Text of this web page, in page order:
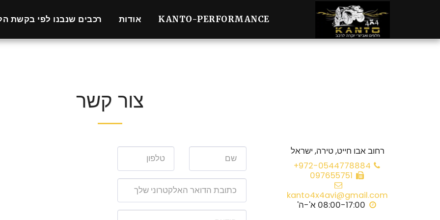
KANTO-PERFORMANCE אודות רכבים שנבנו לפי בקשת
צור קשר
רחוב אבו חייט, טירה, ישראל
+972-0544778884
097655751
kanto4x4avi@gmail.com
08:00-17:00 א'-ה'